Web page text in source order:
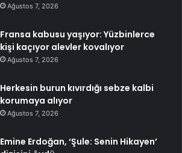
Ağustos 7, 2026
Fransa kabusu yaşıyor: Yüzbinlerce
kişi kaçıyor alevler kovalıyor
Ağustos 7, 2026
Herkesin burun kıvırdığı sebze kalbi
korumaya alıyor
Ağustos 7, 2026
Emine Erdoğan, ‘Şule: Senin Hikayen’